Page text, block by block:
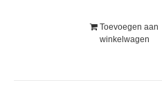
Toevoegen aan
winkelwagen